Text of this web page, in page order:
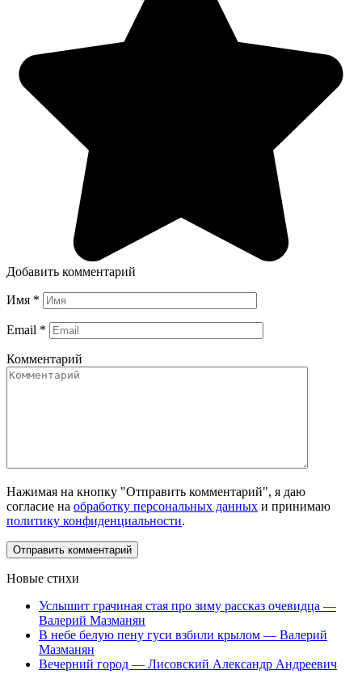
Добавить комментарий
Имя *
Email *
Комментарий
Нажимая на кнопку "Отправить комментарий", я даю
согласие на обработку персональных данных и принимаю
политику конфиденциальности.
Новые стихи
Услышит грачиная стая про зиму рассказ очевидца —
Валерий Мазманян
В небе белую пену гуси взбили крылом — Валерий
Мазманян
Вечерний город — Лисовский Александр Андреевич